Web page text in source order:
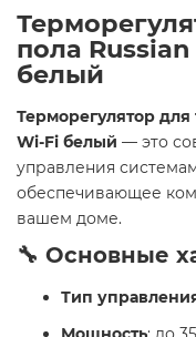
пола
белый
Терморегулятор
Wi-Fi белый — это
управления
обеспечивающее
вашем доме.
🔧 Основные
Тип